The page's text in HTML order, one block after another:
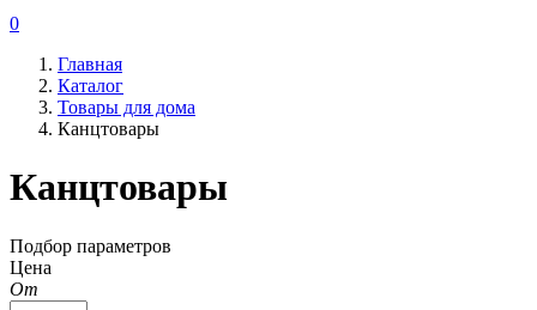
0
Главная
Каталог
Товары для дома
Канцтовары
Канцтовары
Подбор параметров
Цена
От